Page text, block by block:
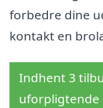
forbedre dine
kontakt en
Indhent 3
uforpligtende